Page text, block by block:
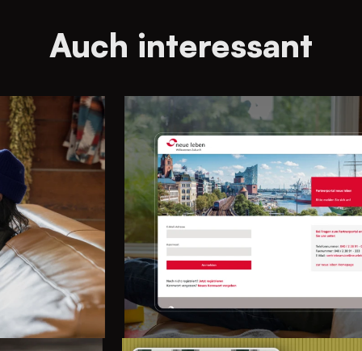
Auch interessant